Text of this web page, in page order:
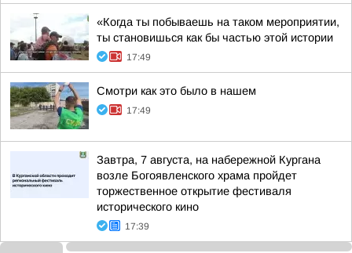
«Когда ты побываешь на таком мероприятии,
ты становишься как бы частью этой истории
17:49
Смотри как это было в нашем
17:49
Завтра, 7 августа, на набережной Кургана
возле Богоявленского храма пройдет
торжественное открытие фестиваля
исторического кино
17:39